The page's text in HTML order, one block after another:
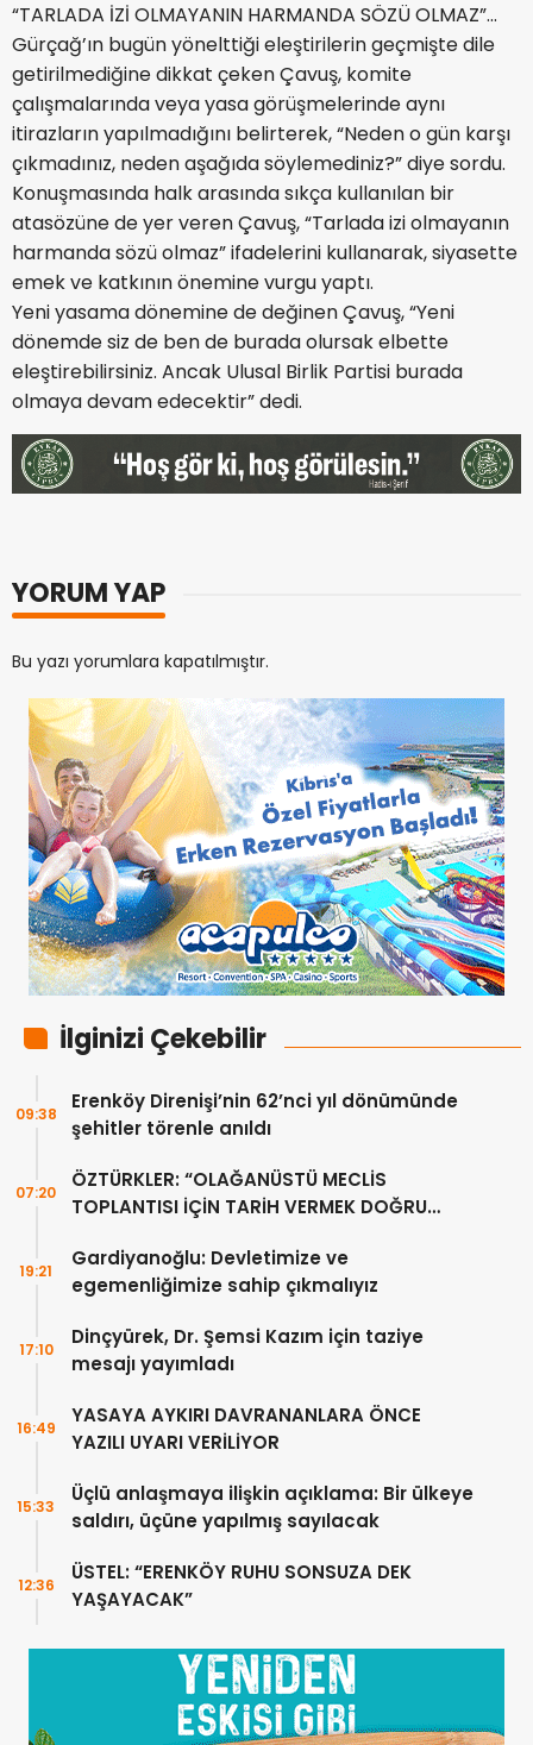
“TARLADA İZİ OLMAYANIN HARMANDA SÖZÜ OLMAZ”...
Gürçağ’ın bugün yönelttiği eleştirilerin geçmişte dile
getirilmediğine dikkat çeken Çavuş, komite
çalışmalarında veya yasa görüşmelerinde aynı
itirazların yapılmadığını belirterek, “Neden o gün karşı
çıkmadınız, neden aşağıda söylemediniz?” diye sordu.
Konuşmasında halk arasında sıkça kullanılan bir
atasözüne de yer veren Çavuş, “Tarlada izi olmayanın
harmanda sözü olmaz” ifadelerini kullanarak, siyasette
emek ve katkının önemine vurgu yaptı.
Yeni yasama dönemine de değinen Çavuş, “Yeni
dönemde siz de ben de burada olursak elbette
eleştirebilirsiniz. Ancak Ulusal Birlik Partisi burada
olmaya devam edecektir” dedi.
YORUM YAP
Bu yazı yorumlara kapatılmıştır.
İlginizi Çekebilir
Erenköy Direnişi’nin 62’nci yıl dönümünde
şehitler törenle anıldı
09:38
ÖZTÜRKLER: “OLAĞANÜSTÜ MECLİS
TOPLANTISI İÇİN TARİH VERMEK DOĞRU
07:20
Gardiyanoğlu: Devletimize ve
egemenliğimize sahip çıkmalıyız
19:21
Dinçyürek, Dr. Şemsi Kazım için taziye
mesajı yayımladı
17:10
YASAYA AYKIRI DAVRANANLARA ÖNCE
YAZILI UYARI VERİLİYOR
16:49
Üçlü anlaşmaya ilişkin açıklama: Bir ülkeye
saldırı, üçüne yapılmış sayılacak
15:33
ÜSTEL: “ERENKÖY RUHU SONSUZA DEK
YAŞAYACAK”
12:36